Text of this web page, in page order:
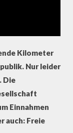
Kilometer
Nur leider
Die
Einnahmen
auch: Freie